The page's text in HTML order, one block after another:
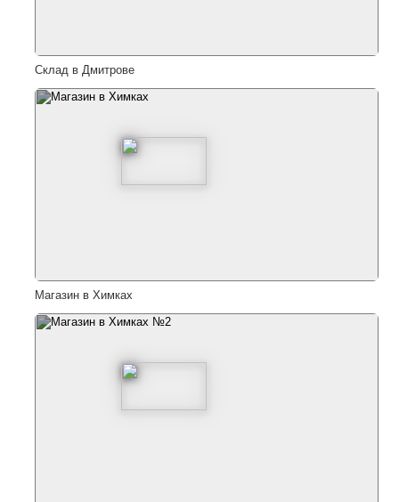
Склад в Дмитрове
Магазин в Химках